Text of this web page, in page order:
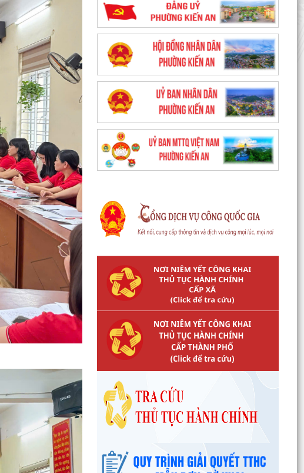
UBND phường triển khai công tác khám sức
khoẻ định kỳ, khám sàng lọc miễn phí cho người
dân trên...